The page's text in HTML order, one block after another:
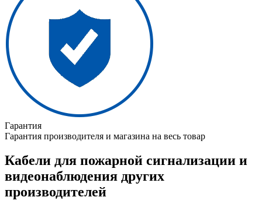
Гарантия
Гарантия производителя и магазина на весь товар
Кабели для пожарной сигнализации и
видеонаблюдения других
производителей